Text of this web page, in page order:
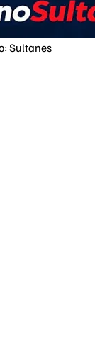
Sultanes